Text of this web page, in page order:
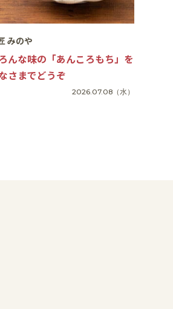
みのや
んな味の「あんころもち」を
さまでどうぞ
2026.07.08（水）